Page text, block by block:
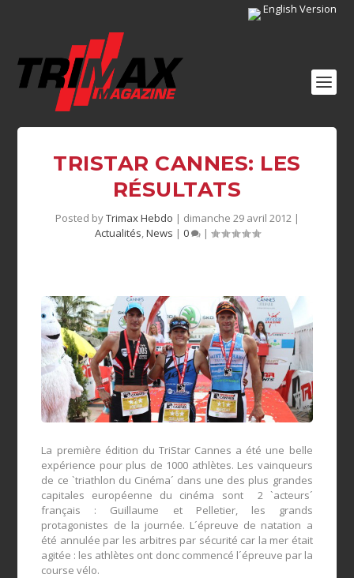
English Version
TRISTAR CANNES: LES
RÉSULTATS
Posted byTrimax Hebdo | dimanche 29 avril 2012|
Actualités,News | 0 |
La première édition du TriStar Cannes a été une belle
expérience pour plus de 1000 athlètes. Les vainqueurs
de ce `triathlon du Cinéma´ dans une des plus grandes
capitales européenne du cinéma sont 2 `acteurs´
français : Guillaume et Pelletier, les grands
protagonistes de la journée. L´épreuve de natation a
été annulée par les arbitres par sécurité car la mer était
agitée : les athlètes ont donc commencé l´épreuve par la
course vélo.